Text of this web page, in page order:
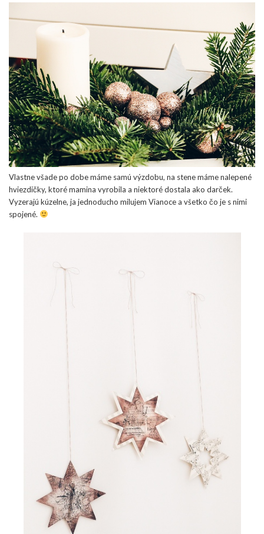
Vlastne všade po dobe máme samú výzdobu, na stene máme nalepené
hviezdičky, ktoré mamina vyrobila a niektoré dostala ako darček.
Vyzerajú kúzelne, ja jednoducho milujem Vianoce a všetko čo je s nimi
spojené.